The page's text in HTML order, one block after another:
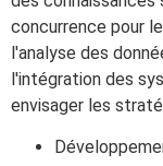
concurrence pour
l'analyse des
l'intégration des
envisager les